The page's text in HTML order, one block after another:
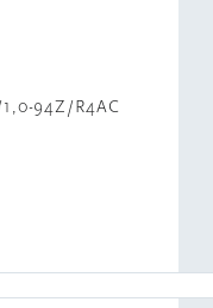
94Z/R4AC